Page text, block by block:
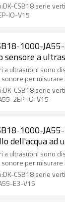
CSB18 serie
IO-V15
1000-
sensore a
a ultrasuoni sono
per misurare
CSB18 serie
2EP-IO-V15
1000-
dell'acqua ad
a ultrasuoni sono
per misurare
CSB18 serie
E3-V15